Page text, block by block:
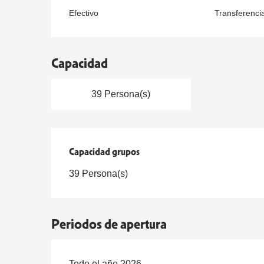
Efectivo
Capacidad
39 Persona(s)
Capacidad grupos
Capacidad grupos
39 Persona(s)
Periodos de apertura